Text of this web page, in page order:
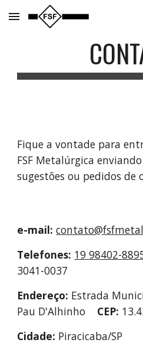
Skip to main content
Fique a vontade para
FSF Metalúrgica
sugestões ou pedidos de
e-mail:
Telefones: 19 98402-
3041-0037
Endereço: Estrada
Pau D'Alhinho CEP:
Cidade: Piracicaba/SP